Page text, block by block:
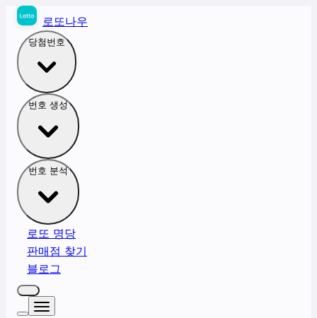
로또나우
당첨번호
번호 생성
번호 분석
로또 명당
판매점 찾기
블로그